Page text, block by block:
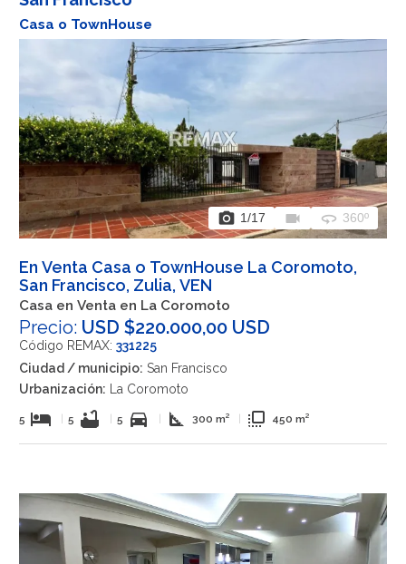
Casa o TownHouse
photo_camera 1/17 videocam 360 360º
En Venta Casa o TownHouse La Coromoto,
San Francisco, Zulia, VEN
Casa en Venta en La Coromoto
Precio: USD $220.000,00 USD
Código REMAX: 331225
Ciudad / municipio: San Francisco
Urbanización: La Coromoto
5 hotel 5 bathtub 5 directions_car square_foot 300 m² flip_to_front 450 m²